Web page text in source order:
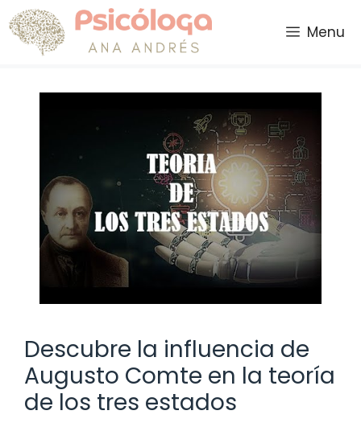
Saltar
al
contenido
Menu
Descubre la influencia de
Augusto Comte en la teoría
de los tres estados